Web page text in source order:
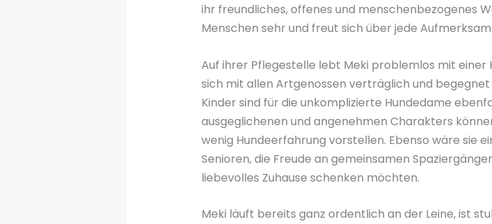
ihr freundliches, offenes und menschenbezogenes
Menschen sehr und freut sich über jede
Auf ihrer Pflegestelle lebt Meki problemlos mit einer
sich mit allen Artgenossen verträglich und
Kinder sind für die unkomplizierte Hundedame
ausgeglichenen und angenehmen Charakters
wenig Hundeerfahrung vorstellen. Ebenso wäre sie
Senioren, die Freude an gemeinsamen
liebevolles Zuhause schenken möchten.
Meki läuft bereits ganz ordentlich an der Leine, ist